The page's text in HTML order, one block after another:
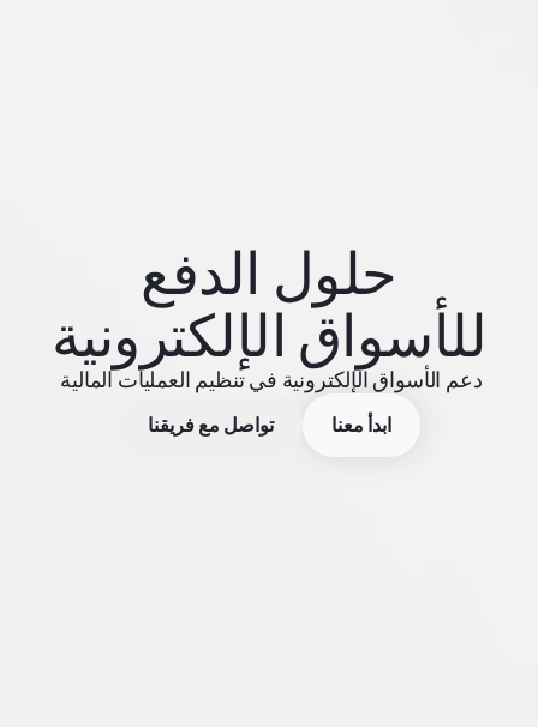
حلول الدفع
للأسواق الإلكترونية
دعم الأسواق الإلكترونية في تنظيم العمليات المالية
ابدأ معنا تواصل مع فريقنا